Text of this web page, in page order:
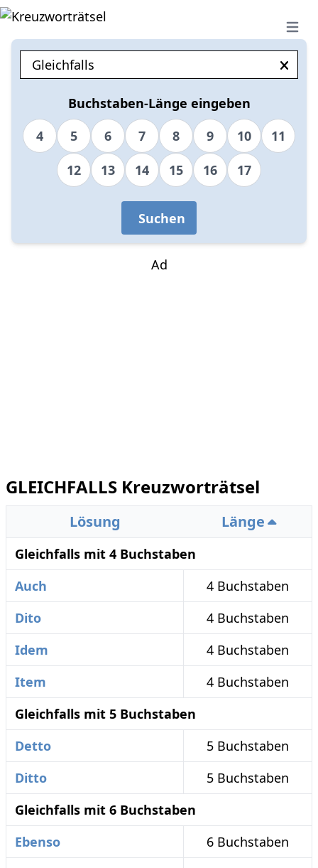
Open
Buchstaben-Länge eingeben
4
5 6 7 8 9 10
11
12
13 14 15 16 17
Suchen
Ad
GLEICHFALLS Kreuzworträtsel
Lösung Länge
Gleichfalls mit 4 Buchstaben
Auch
4 Buchstaben
Dito
4 Buchstaben
Idem
4 Buchstaben
Item
4 Buchstaben
Gleichfalls mit 5 Buchstaben
Detto
5 Buchstaben
Ditto
5 Buchstaben
Gleichfalls mit 6 Buchstaben
Ebenso
6 Buchstaben